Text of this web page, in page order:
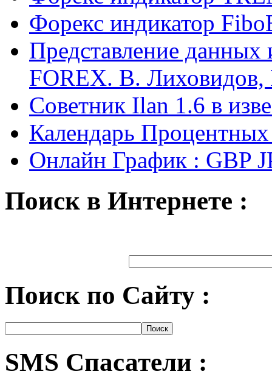
Форекс индикатор
Представление
FOREX. В.
Советник Ilan 1.6 в
Календарь
Онлайн График : GBP
Поиск в Интернете :
Поиск по Сайту :
SMS Спасатели :